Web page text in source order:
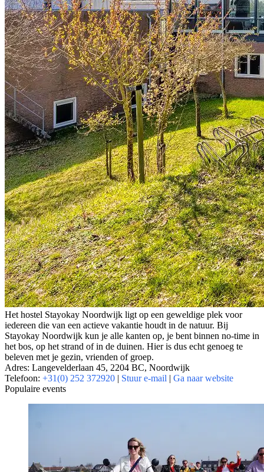
Het hostel Stayokay Noordwijk ligt op een geweldige plek voor
iedereen die van een actieve vakantie houdt in de natuur. Bij
Stayokay Noordwijk kun je alle kanten op, je bent binnen no-time in
het bos, op het strand of in de duinen. Hier is dus echt genoeg te
beleven met je gezin, vrienden of groep.
Adres: Langevelderlaan 45, 2204 BC, Noordwijk
Telefoon: +31(0) 252 372920 | Stuur e-mail | Ga naar website
Populaire events